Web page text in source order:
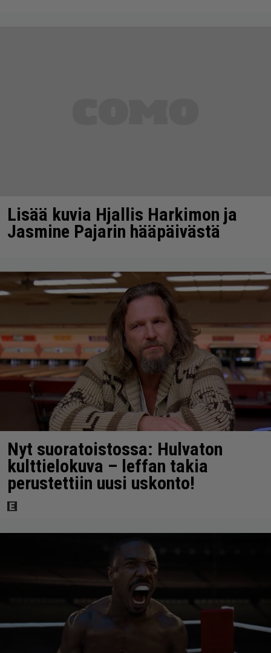
Lisää kuvia Hjallis Harkimon ja
Jasmine Pajarin hääpäivästä
Nyt suoratoistossa: Hulvaton
kulttielokuva – leffan takia
perustettiin uusi uskonto!